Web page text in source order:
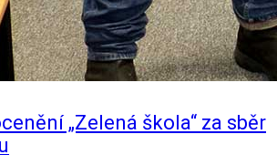
„Zelená škola“ za sběr